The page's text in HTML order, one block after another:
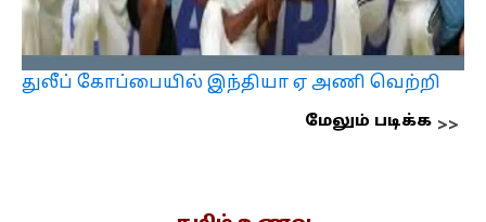
துலீப் கோப்பையில் இந்தியா ஏ அணி வெற்றி
மேலும் படிக்க